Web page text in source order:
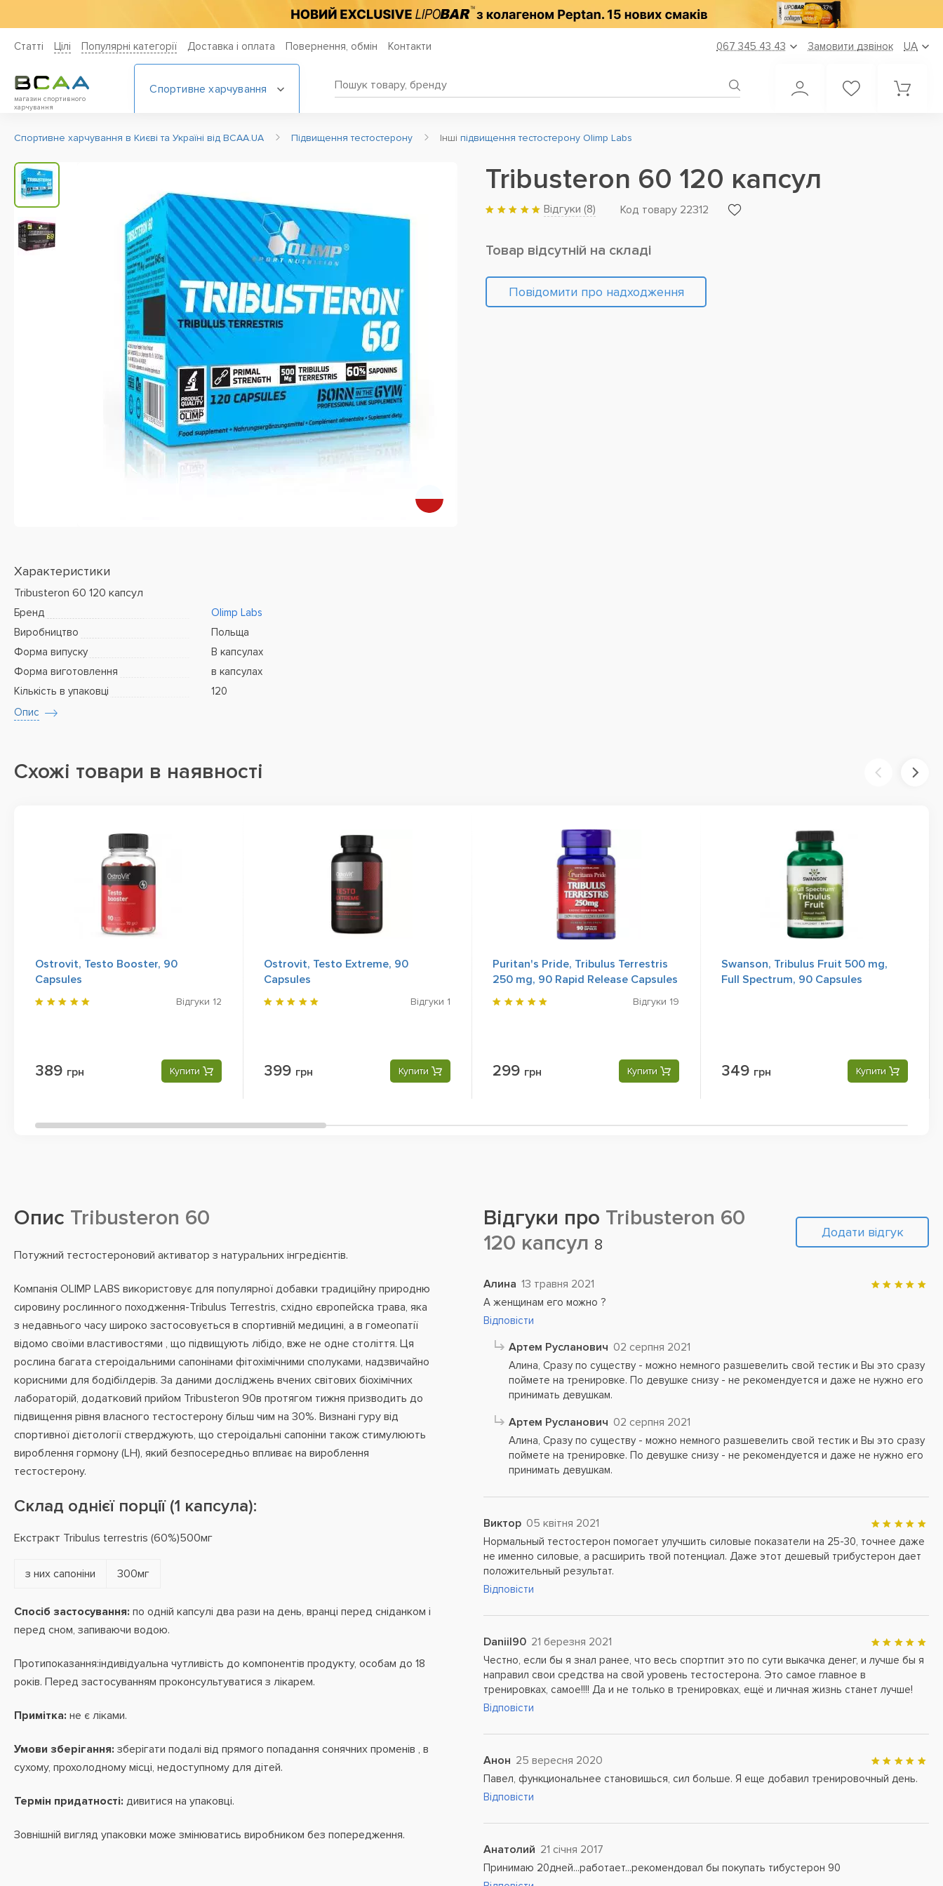
Статті Цiлi Популярні категорії Доставка і оплата Повернення, обмін Контакти 067 345 43 43 Замовити дзвінок UA
магазин спортивного
харчування
Спортивне харчування
Спортивне харчування в Києві та Україні від BCAA.UA Підвищення тестостерону Інші підвищення тестостерону Olimp Labs
Характеристики
Tribusteron 60 120 капсул
Бренд
Olimp Labs
Виробництво
Польща
Форма випуску
В капсулах
Форма виготовлення
в капсулах
Кількість в упаковці
120
Опис
Tribusteron 60 120 капсул
Відгуки (8) Код товару 22312
Товар відсутній на складі
Повідомити про надходження
Схожі товари в наявності
Ostrovit, Testo Booster, 90
Capsules
Відгуки 12
389 грн Купити
Ostrovit, Testo Extreme, 90
Capsules
Відгуки 1
399 грн Купити
Puritan's Pride, Tribulus Terrestris
250 mg, 90 Rapid Release Capsules
Відгуки 19
299 грн Купити
Swanson, Tribulus Fruit 500 mg,
Full Spectrum, 90 Capsules
349 грн Купити
Опис Tribusteron 60
Потужний тестостероновий активатор з натуральних інгредієнтів.
Компанія OLIMP LABS використовує для популярної добавки традиційну природню
сировину рослинного походження-Tribulus Terrestris, східно європейска трава, яка
з недавнього часу широко застосовується в спортивній медицині, а в гомеопатії
відомо своїми властивостями , що підвищують лібідо, вже не одне століття. Ця
рослина багата стероідальними сапонінами фітохімічними сполуками, надзвичайно
корисними для бодібілдерів. За даними досліджень вчених світових біохімічних
лабораторій, додатковий прийом Tribusteron 90в протягом тижня призводить до
підвищення рівня власного тестостерону більш чим на 30%. Визнані гуру від
спортивної дієтології стверджують, що стероідальні сапоніни також стимулюють
вироблення гормону (LH), який безпосередньо впливає на вироблення
тестостерону.
Склад однієї порції (1 капсула):
Екстракт Tribulus terrestris (60%)500мг
з них сапоніни 300мг
Спосіб застосування: по одній капсулі два рази на день, вранці перед сніданком і
перед сном, запиваючи водою.
Протипоказання:індивідуальна чутливість до компонентів продукту, особам до 18
років. Перед застосуванням проконсультуватися з лікарем.
Примітка: не є ліками.
Умови зберігання: зберігати подалі від прямого попадання сонячних променів , в
сухому, прохолодному місці, недоступному для дітей.
Термін придатності: дивитися на упаковці.
Зовнішній вигляд упаковки може змінюватись виробником без попередження.
Відгуки про Tribusteron 60
120 капсул 8
Додати відгук
Алина 13 травня 2021
А женщинам его можно ?
Відповісти
Артем Русланович 02 серпня 2021
Алина, Сразу по существу - можно немного разшевелить свой тестик и Вы это сразу
поймете на тренировке. По девушке снизу - не рекомендуется и даже не нужно его
принимать девушкам.
Артем Русланович 02 серпня 2021
Алина, Сразу по существу - можно немного разшевелить свой тестик и Вы это сразу
поймете на тренировке. По девушке снизу - не рекомендуется и даже не нужно его
принимать девушкам.
Виктор 05 квітня 2021
Нормальный тестостерон помогает улучшить силовые показатели на 25-30, точнее даже
не именно силовые, а расширить твой потенциал. Даже этот дешевый трибустерон дает
положительный результат.
Відповісти
Daniil90 21 березня 2021
Честно, если бы я знал ранее, что весь спортпит это по сути выкачка денег, и лучше бы я
направил свои средства на свой уровень тестостерона. Это самое главное в
тренировках, самое!!!! Да и не только в тренировках, ещё и личная жизнь станет лучше!
Відповісти
Анон 25 вересня 2020
Павел, функциональнее становишься, сил больше. Я еще добавил тренировочный день.
Відповісти
Анатолий 21 січня 2017
Принимаю 20дней...работает...рекомендовал бы покупать тибустерон 90